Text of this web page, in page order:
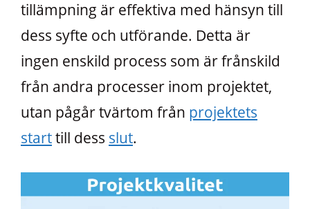
tillämpning är effektiva med hänsyn till
dess syfte och utförande. Detta är
ingen enskild process som är frånskild
från andra processer inom projektet,
utan pågår tvärtom från projektets
starttill dess slut.